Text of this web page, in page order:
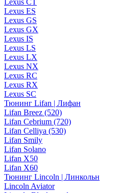
Lexus CT
Lexus ES
Lexus GS
Lexus GX
Lexus IS
Lexus LS
Lexus LX
Lexus NX
Lexus RC
Lexus RX
Lexus SC
Тюнинг Lifan | Лифан
Lifan Breez (520)
Lifan Cebrium (720)
Lifan Celliya (530)
Lifan Smily
Lifan Solano
Lifan X50
Lifan X60
Тюнинг Lincoln | Линкольн
Lincoln Aviator